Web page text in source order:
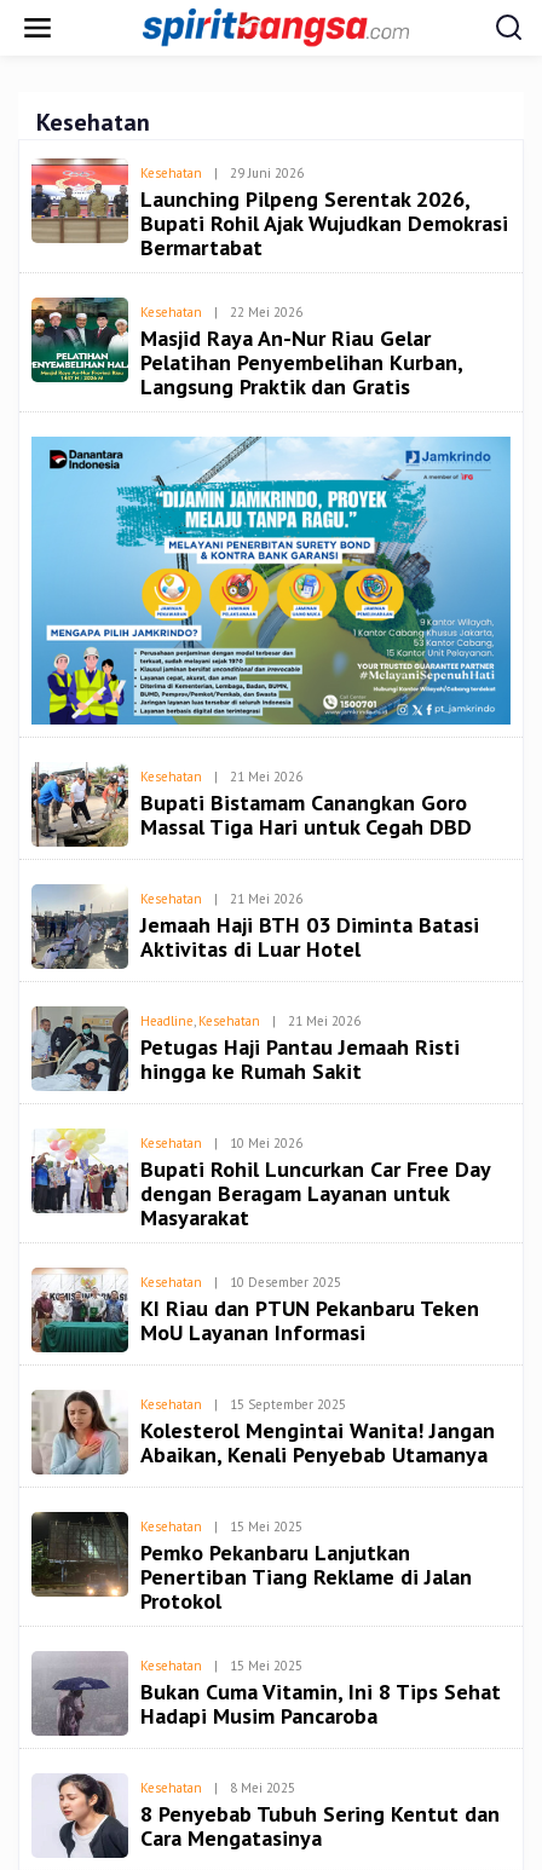
Kesehatan
Kesehatan | 29 Juni 2026Oleh
Spiritbangsa
Launching Pilpeng Serentak 2026,
Bupati Rohil Ajak Wujudkan Demokrasi
Bermartabat
Kesehatan | 22 Mei 2026Oleh
Spiritbangsa
Masjid Raya An-Nur Riau Gelar
Pelatihan Penyembelihan Kurban,
Langsung Praktik dan Gratis
Kesehatan | 21 Mei 2026Oleh
Spiritbangsa
Bupati Bistamam Canangkan Goro
Massal Tiga Hari untuk Cegah DBD
Kesehatan | 21 Mei 2026Oleh
Spiritbangsa
Jemaah Haji BTH 03 Diminta Batasi
Aktivitas di Luar Hotel
Headline Kesehatan | 21 Mei 2026Oleh
Spiritbangsa
Petugas Haji Pantau Jemaah Risti
hingga ke Rumah Sakit
Kesehatan | 10 Mei 2026Oleh
Spiritbangsa
Bupati Rohil Luncurkan Car Free Day
dengan Beragam Layanan untuk
Masyarakat
Kesehatan | 10 Desember 2025
Spiritbangsa
KI Riau dan PTUN Pekanbaru Teken
MoU Layanan Informasi
Kesehatan | 15 September 2025
Spiritbangsa
Kolesterol Mengintai Wanita! Jangan
Abaikan, Kenali Penyebab Utamanya
Kesehatan | 15 Mei 2025
Spiritbangsa
Pemko Pekanbaru Lanjutkan
Penertiban Tiang Reklame di Jalan
Protokol
Kesehatan | 15 Mei 2025
Spiritbangsa
Bukan Cuma Vitamin, Ini 8 Tips Sehat
Hadapi Musim Pancaroba
Kesehatan | 8 Mei 2025
Spiritbangsa
8 Penyebab Tubuh Sering Kentut dan
Cara Mengatasinya